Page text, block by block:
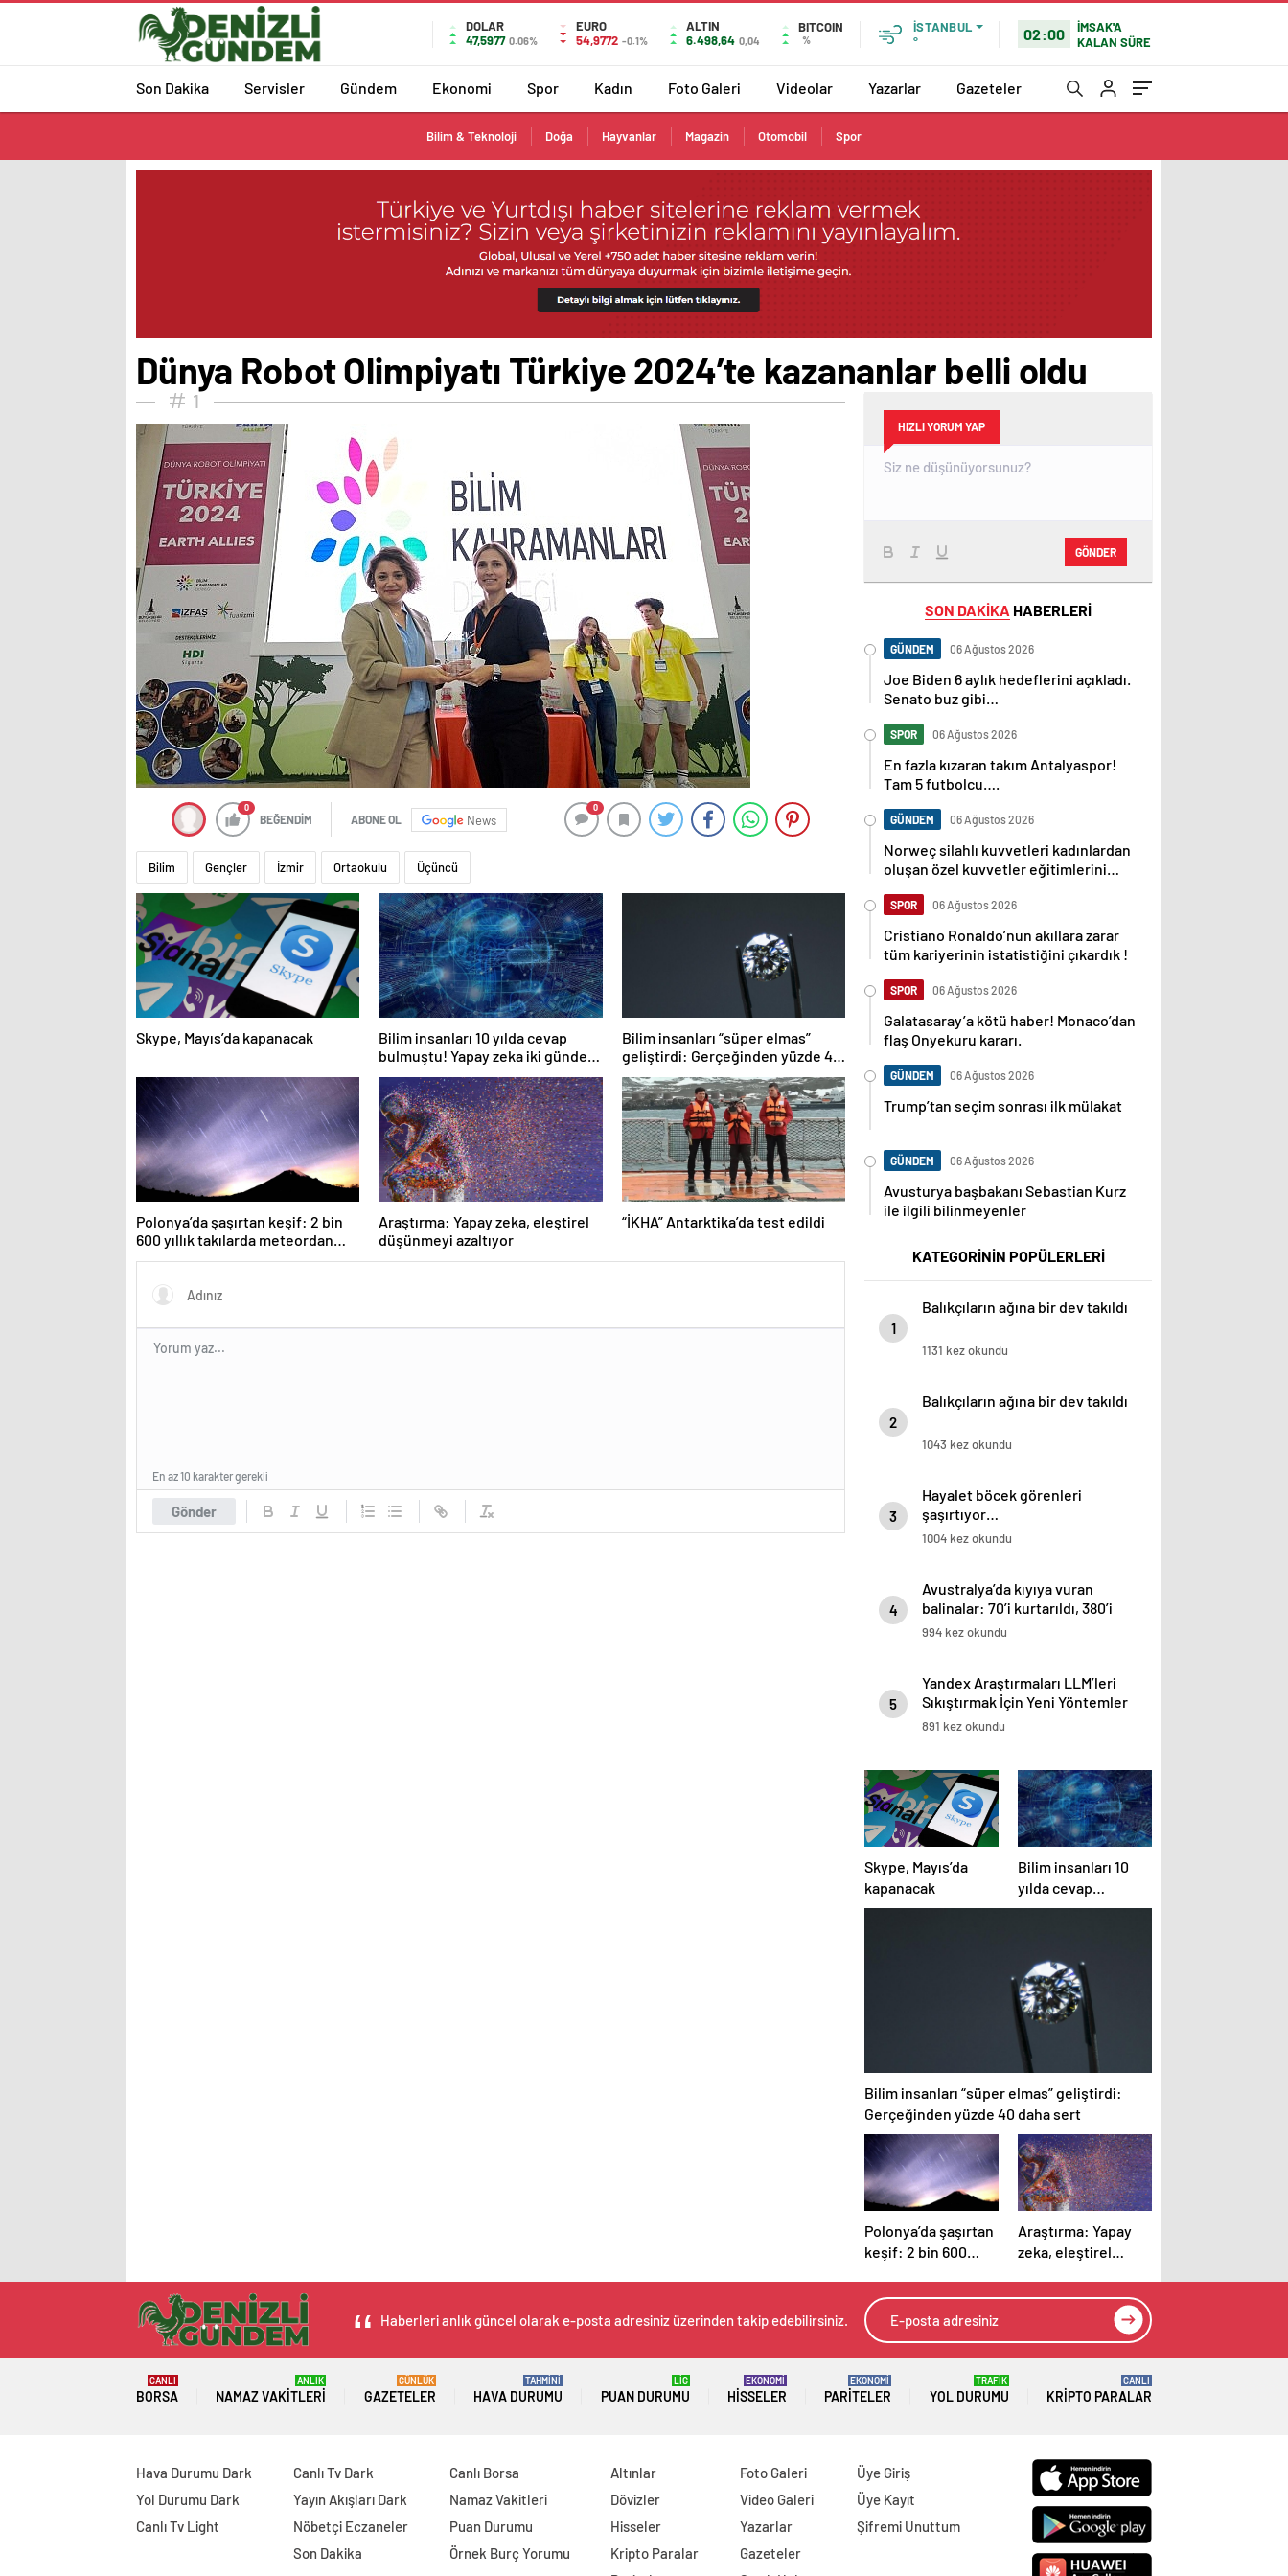
DOLAR
47,5977 0.06%
EURO
54,9772 -0.1%
ALTIN
6.498,64 0,04
BITCOIN
%
İSTANBUL
°
02:00
İMSAK'A
KALAN SÜRE
Son Dakika Servisler Gündem Ekonomi Spor Kadın Foto Galeri Videolar Yazarlar Gazeteler
Bilim & Teknoloji Doğa Hayvanlar Magazin Otomobil Spor
Dünya Robot Olimpiyatı Türkiye 2024’te kazananlar belli oldu
1
0
BEĞENDİM ABONE OL News
0
Bilim Gençler İzmir Ortaokulu Üçüncü
Skype, Mayıs’da kapanacak
Bilim insanları 10 yılda cevap
bulmuştu! Yapay zeka iki günde
çözdü
Bilim insanları “süper elmas”
geliştirdi: Gerçeğinden yüzde 40
daha sert
Polonya’da şaşırtan keşif: 2 bin
600 yıllık takılarda meteordan
parçalar bulundu
Araştırma: Yapay zeka, eleştirel
düşünmeyi azaltıyor
“İKHA” Antarktika’da test edildi
Gönder
En az 10 karakter gerekli
HIZLI YORUM YAP
GÖNDER
SON DAKİKA HABERLERİ
GÜNDEM 06 Ağustos 2026
Joe Biden 6 aylık hedeflerini açıkladı.
Senato buz gibi…
SPOR 06 Ağustos 2026
En fazla kızaran takım Antalyaspor!
Tam 5 futbolcu….
GÜNDEM 06 Ağustos 2026
Norweç silahlı kuvvetleri kadınlardan
oluşan özel kuvvetler eğitimlerini
SPOR 06 Ağustos 2026
Cristiano Ronaldo’nun akıllara zarar
tüm kariyerinin istatistiğini çıkardık !
SPOR 06 Ağustos 2026
Galatasaray’a kötü haber! Monaco’dan
flaş Onyekuru kararı.
GÜNDEM 06 Ağustos 2026
Trump’tan seçim sonrası ilk mülakat
GÜNDEM 06 Ağustos 2026
Avusturya başbakanı Sebastian Kurz
ile ilgili bilinmeyenler
KATEGORİNİN POPÜLERLERİ
1
Balıkçıların ağına bir dev takıldı
1131 kez okundu
2
Balıkçıların ağına bir dev takıldı
1043 kez okundu
3
Hayalet böcek görenleri
şaşırtıyor…
1004 kez okundu
4
Avustralya’da kıyıya vuran
balinalar: 70’i kurtarıldı, 380’i
öldü
994 kez okundu
5
Yandex Araştırmaları LLM’leri
Sıkıştırmak İçin Yeni Yöntemler
Geliştirerek Yapay Zeka Dağıtım
891 kez okundu
Skype, Mayıs’da
kapanacak
Bilim insanları 10
yılda cevap
bulmuştu! Yapay
Bilim insanları “süper elmas” geliştirdi:
Gerçeğinden yüzde 40 daha sert
Polonya’da şaşırtan
keşif: 2 bin 600
meteordan parçalar
bulundu
Araştırma: Yapay
zeka, eleştirel
azaltıyor
Haberleri anlık güncel olarak e-posta adresiniz üzerinden takip edebilirsiniz.
BORSA
CANLI
NAMAZ VAKITLERI
ANLIK
GAZETELER
GÜNLÜK
HAVA DURUMU
TAHMİNİ
PUAN DURUMU
LİG
HISSELER
EKONOMİ
PARITELER
EKONOMİ
YOL DURUMU
TRAFİK
KRIPTO PARALAR
CANLI
Hava Durumu Dark
Yol Durumu Dark
Canlı Tv Light
Canlı Tv Dark
Yayın Akışları Dark
Nöbetçi Eczaneler
Son Dakika
Canlı Borsa
Namaz Vakitleri
Puan Durumu
Örnek Burç Yorumu
Altınlar
Dövizler
Hisseler
Kripto Paralar
Foto Galeri
Video Galeri
Yazarlar
Gazeteler
Üye Giriş
Üye Kayıt
Şifremi Unuttum